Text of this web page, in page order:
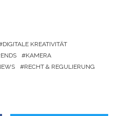
DIGITALE KREATIVITÄT
KAMERA
RECHT & REGULIERUNG